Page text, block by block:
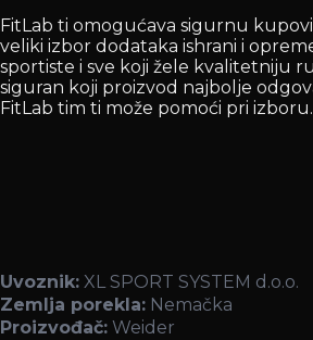
FitLab ti omogućava sigurnu
veliki izbor dodataka ishrani i
sportiste i sve koji žele kvalitetniju
siguran koji proizvod najbolje
FitLab tim ti može pomoći pri izboru.
Uvoznik: XL SPORT SYSTEM d.o.o.
Zemlja porekla: Nemačka
Proizvođač: Weider